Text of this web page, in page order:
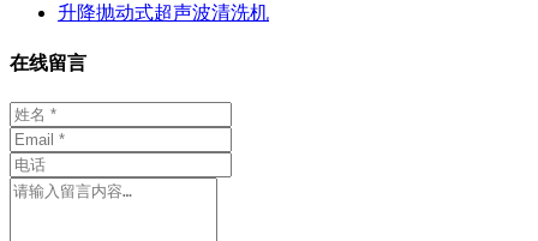
升降抛动式超声波清洗机
在线留言